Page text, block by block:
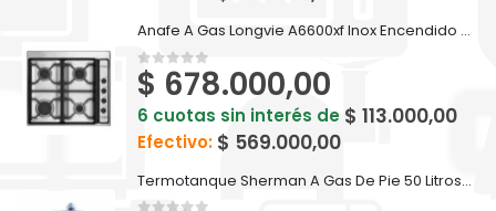
Anafe A Gas Longvie A6600xf Inox Encendido Una Mano
0out of 5
$ 678.000,00
6 cuotas sin interés de $ 113.000,00
Efectivo: $ 569.000,00
Termotanque Sherman A Gas De Pie 50 Litros - TPGP050MSH13